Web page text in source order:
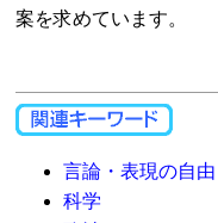
案を求めています。
言論・表現の自由
科学